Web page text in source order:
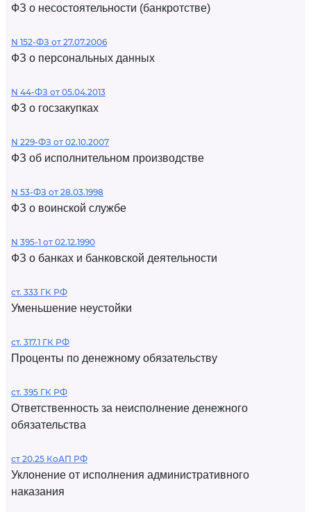
ФЗ о несостоятельности (банкротстве)
N 152-ФЗ от 27.07.2006
ФЗ о персональных данных
N 44-ФЗ от 05.04.2013
ФЗ о госзакупках
N 229-ФЗ от 02.10.2007
ФЗ об исполнительном производстве
N 53-ФЗ от 28.03.1998
ФЗ о воинской службе
N 395-1 от 02.12.1990
ФЗ о банках и банковской деятельности
ст. 333 ГК РФ
Уменьшение неустойки
ст. 317.1 ГК РФ
Проценты по денежному обязательству
ст. 395 ГК РФ
Ответственность за неисполнение денежного
обязательства
ст 20.25 КоАП РФ
Уклонение от исполнения административного
наказания